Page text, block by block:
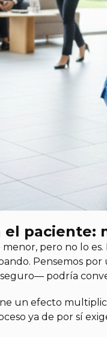
el paciente:
pero no lo
Pensemos
podría
un efecto
ya de por sí